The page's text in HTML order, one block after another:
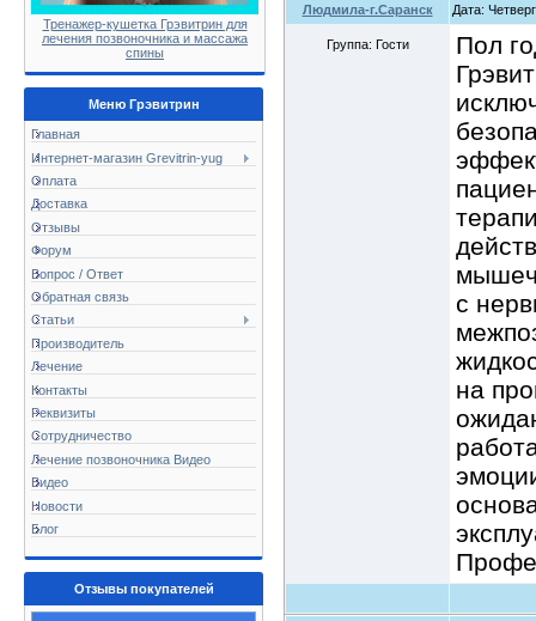
Тренажер-кушетка Грэвитрин для
лечения позвоночника и массажа
спины
Меню Грэвитрин
Главная
Интернет-магазин Grevitrin-yug
Оплата
Доставка
Отзывы
Форум
Вопрос / Ответ
Обратная связь
Статьи
Производитель
Лечение
Контакты
Реквизиты
Сотрудничество
Лечение позвоночника Видео
Видео
Новости
Блог
Отзывы покупателей
Людмила-г.Саранск Дата:
Группа: Гости
Пол
с
на